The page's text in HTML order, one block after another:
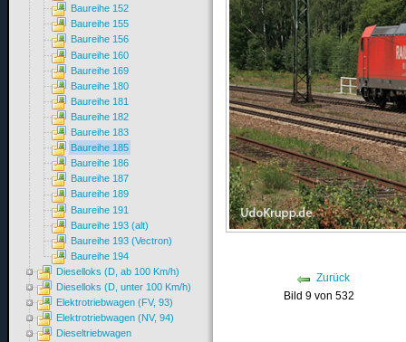
Zurück
Bild 9 von 532
Baureihe 152
Baureihe 155
Baureihe 156
Baureihe 160
Baureihe 169
Baureihe 180
Baureihe 181
Baureihe 182
Baureihe 183
Baureihe 185
Baureihe 186
Baureihe 187
Baureihe 189
Baureihe 191
Baureihe 193 (alt)
Baureihe 193 (Vectron)
Baureihe 194
Dieselloks (D, ab 100 Km/h)
Dieselloks (D, unter 100 Km/h)
Elektrotriebwagen (FV, 93)
Elektrotriebwagen (NV, 94)
Dieseltriebwagen